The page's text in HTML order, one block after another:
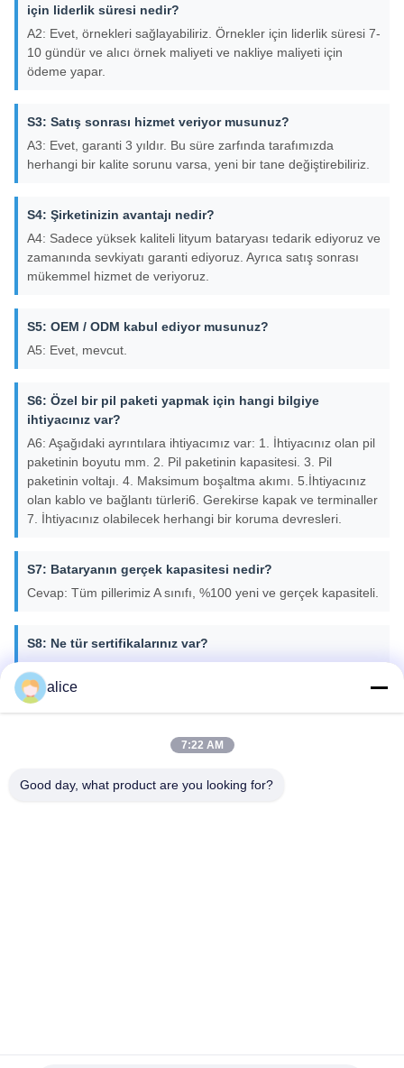
için liderlik süresi nedir?
A2: Evet, örnekleri sağlayabiliriz. Örnekler için liderlik süresi 7-
10 gündür ve alıcı örnek maliyeti ve nakliye maliyeti için
ödeme yapar.
S3: Satış sonrası hizmet veriyor musunuz?
A3: Evet, garanti 3 yıldır. Bu süre zarfında tarafımızda
herhangi bir kalite sorunu varsa, yeni bir tane değiştirebiliriz.
S4: Şirketinizin avantajı nedir?
A4: Sadece yüksek kaliteli lityum bataryası tedarik ediyoruz ve
zamanında sevkiyatı garanti ediyoruz. Ayrıca satış sonrası
mükemmel hizmet de veriyoruz.
S5: OEM / ODM kabul ediyor musunuz?
A5: Evet, mevcut.
S6: Özel bir pil paketi yapmak için hangi bilgiye
ihtiyacınız var?
A6: Aşağıdaki ayrıntılara ihtiyacımız var: 1. İhtiyacınız olan pil
paketinin boyutu mm. 2. Pil paketinin kapasitesi. 3. Pil
paketinin voltajı. 4. Maksimum boşaltma akımı. 5.İhtiyacınız
olan kablo ve bağlantı türleri6. Gerekirse kapak ve terminaller
7. İhtiyacınız olabilecek herhangi bir koruma devresleri.
S7: Bataryanın gerçek kapasitesi nedir?
Cevap: Tüm pillerimiz A sınıfı, %100 yeni ve gerçek kapasiteli.
S8: Ne tür sertifikalarınız var?
A8: CE, ROHS, FCC, IEC62133, MSDS, UN38
sağlayabiliriz.3.
S9: Toplu üretim için öncülük süreniz nedir?
gün, ön ödeme ve numuneler hakkında onay aldıktan sonra.
alice
7:22 AM
Good day, what product are you looking for?